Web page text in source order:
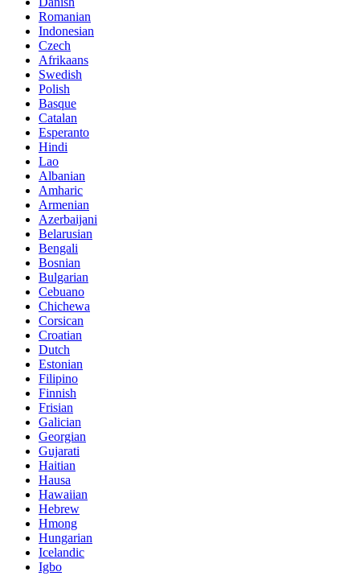
Romanian
Indonesian
Czech
Afrikaans
Swedish
Polish
Basque
Catalan
Esperanto
Hindi
Lao
Albanian
Amharic
Armenian
Azerbaijani
Belarusian
Bengali
Bosnian
Bulgarian
Cebuano
Chichewa
Corsican
Croatian
Dutch
Estonian
Filipino
Finnish
Frisian
Galician
Georgian
Gujarati
Haitian
Hausa
Hawaiian
Hebrew
Hmong
Hungarian
Icelandic
Igbo